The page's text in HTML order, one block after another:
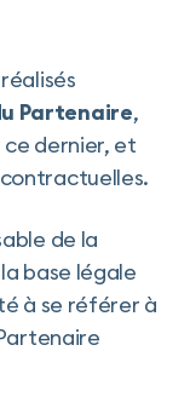
Partenaire,
dernier, et
de la
base légale
à se référer à